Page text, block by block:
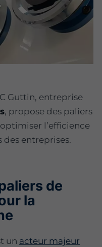
Guttin, entreprise
, propose des paliers
l’efficience
entreprises.
de
la
un acteur majeur